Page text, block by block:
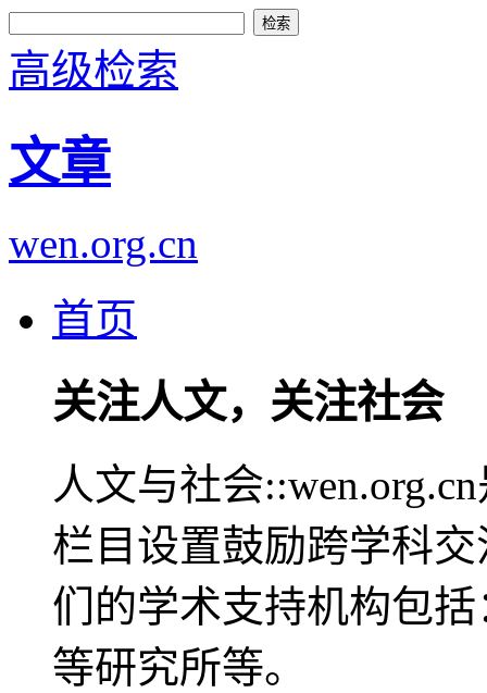
高级检索
文章
wen.org.cn
首页
关注人文，关注社会
人文与社会
栏目设置鼓励跨学科
们的学术支持机构包
等研究所等。